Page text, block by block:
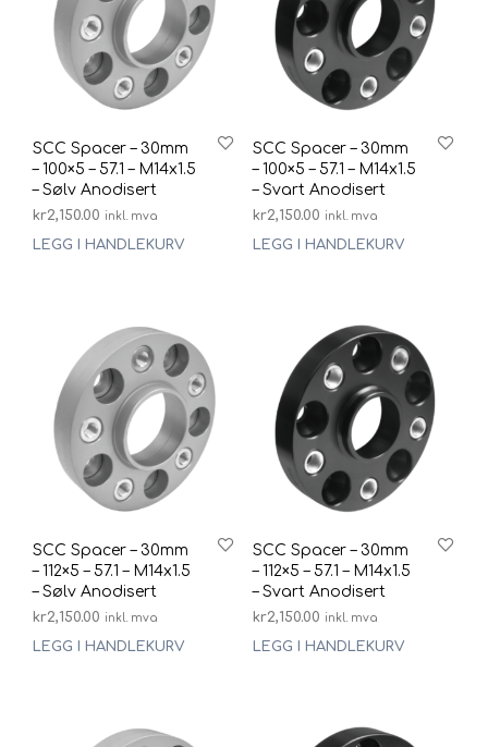
SCC Spacer – 30mm
– 100×5 – 57.1 – M14x1.5
– Sølv Anodisert
kr2,150.00 inkl. mva
LEGG I HANDLEKURV
SCC Spacer – 30mm
– 100×5 – 57.1 – M14x1.5
– Svart Anodisert
kr2,150.00 inkl. mva
LEGG I HANDLEKURV
SCC Spacer – 30mm
– 112×5 – 57.1 – M14x1.5
– Sølv Anodisert
kr2,150.00 inkl. mva
LEGG I HANDLEKURV
SCC Spacer – 30mm
– 112×5 – 57.1 – M14x1.5
– Svart Anodisert
kr2,150.00 inkl. mva
LEGG I HANDLEKURV